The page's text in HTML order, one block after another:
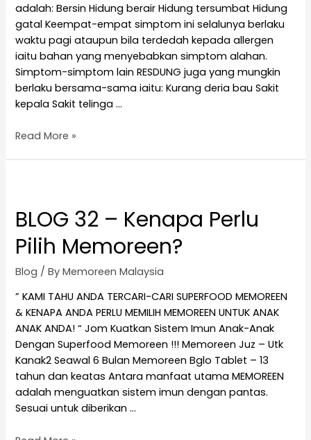
adalah: Bersin Hidung berair Hidung tersumbat Hidung
gatal Keempat-empat simptom ini selalunya berlaku
waktu pagi ataupun bila terdedah kepada allergen
iaitu bahan yang menyebabkan simptom alahan.
Simptom-simptom lain RESDUNG juga yang mungkin
berlaku bersama-sama iaitu: Kurang deria bau Sakit
kepala Sakit telinga …
Read More »
BLOG 32 – Kenapa Perlu
Pilih Memoreen?
Blog / ByMemoreen Malaysia
” KAMI TAHU ANDA TERCARI-CARI SUPERFOOD MEMOREEN
& KENAPA ANDA PERLU MEMILIH MEMOREEN UNTUK ANAK
ANAK ANDA! “ Jom Kuatkan Sistem Imun Anak-Anak
Dengan Superfood Memoreen !!! Memoreen Juz – Utk
Kanak2 Seawal 6 Bulan Memoreen Bglo Tablet – 13
tahun dan keatas Antara manfaat utama MEMOREEN
adalah menguatkan sistem imun dengan pantas.
Sesuai untuk diberikan …